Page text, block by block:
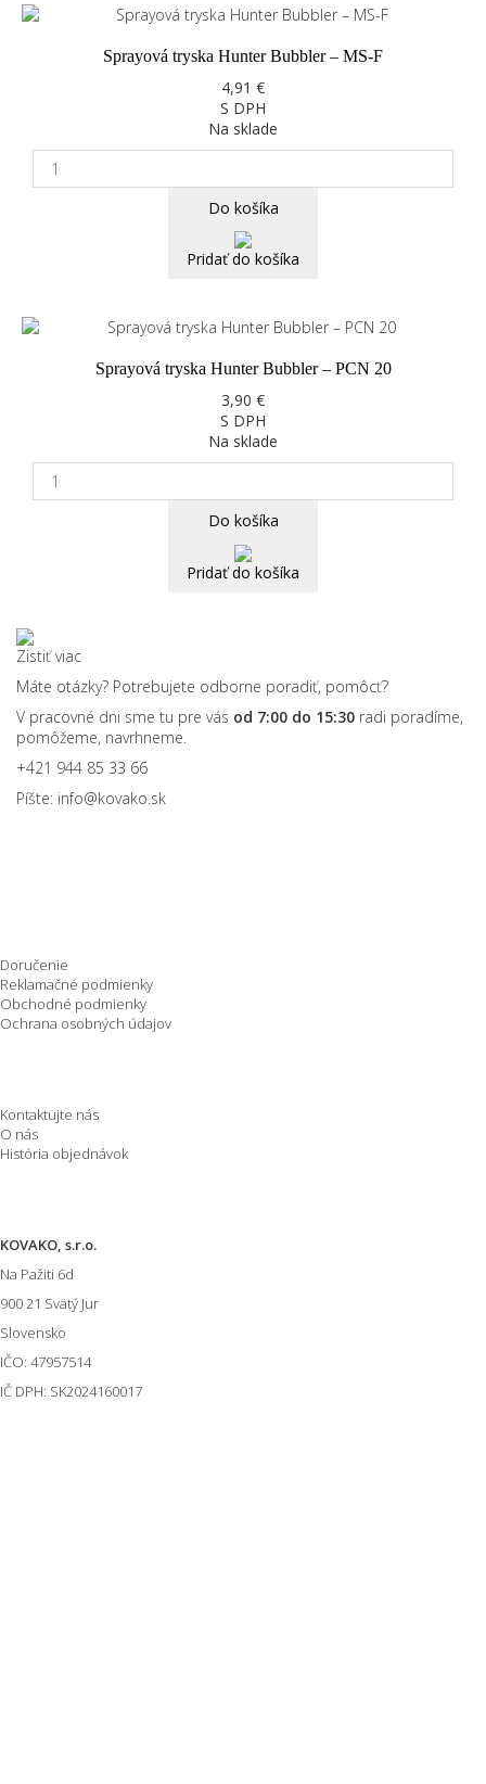
Sprayová tryska Hunter Bubbler – MS-F
4,91 €
S DPH
Na sklade
Do košíka
Pridať do košíka
Sprayová tryska Hunter Bubbler – PCN 20
3,90 €
S DPH
Na sklade
Do košíka
Pridať do košíka
Zistiť viac
Máte otázky? Potrebujete odborne poradiť, pomôcť?
V pracovné dni sme tu pre vás od 7:00 do 15:30 radi poradíme,
pomôžeme, navrhneme.
+421 944 85 33 66
Píšte: info@kovako.sk
Doručenie
Reklamačné podmienky
Obchodné podmienky
Ochrana osobných údajov
Kontaktujte nás
O nás
História objednávok
KOVAKO, s.r.o.
Na Pažiti 6d
900 21 Svätý Jur
Slovensko
IČO: 47957514
IČ DPH: SK2024160017